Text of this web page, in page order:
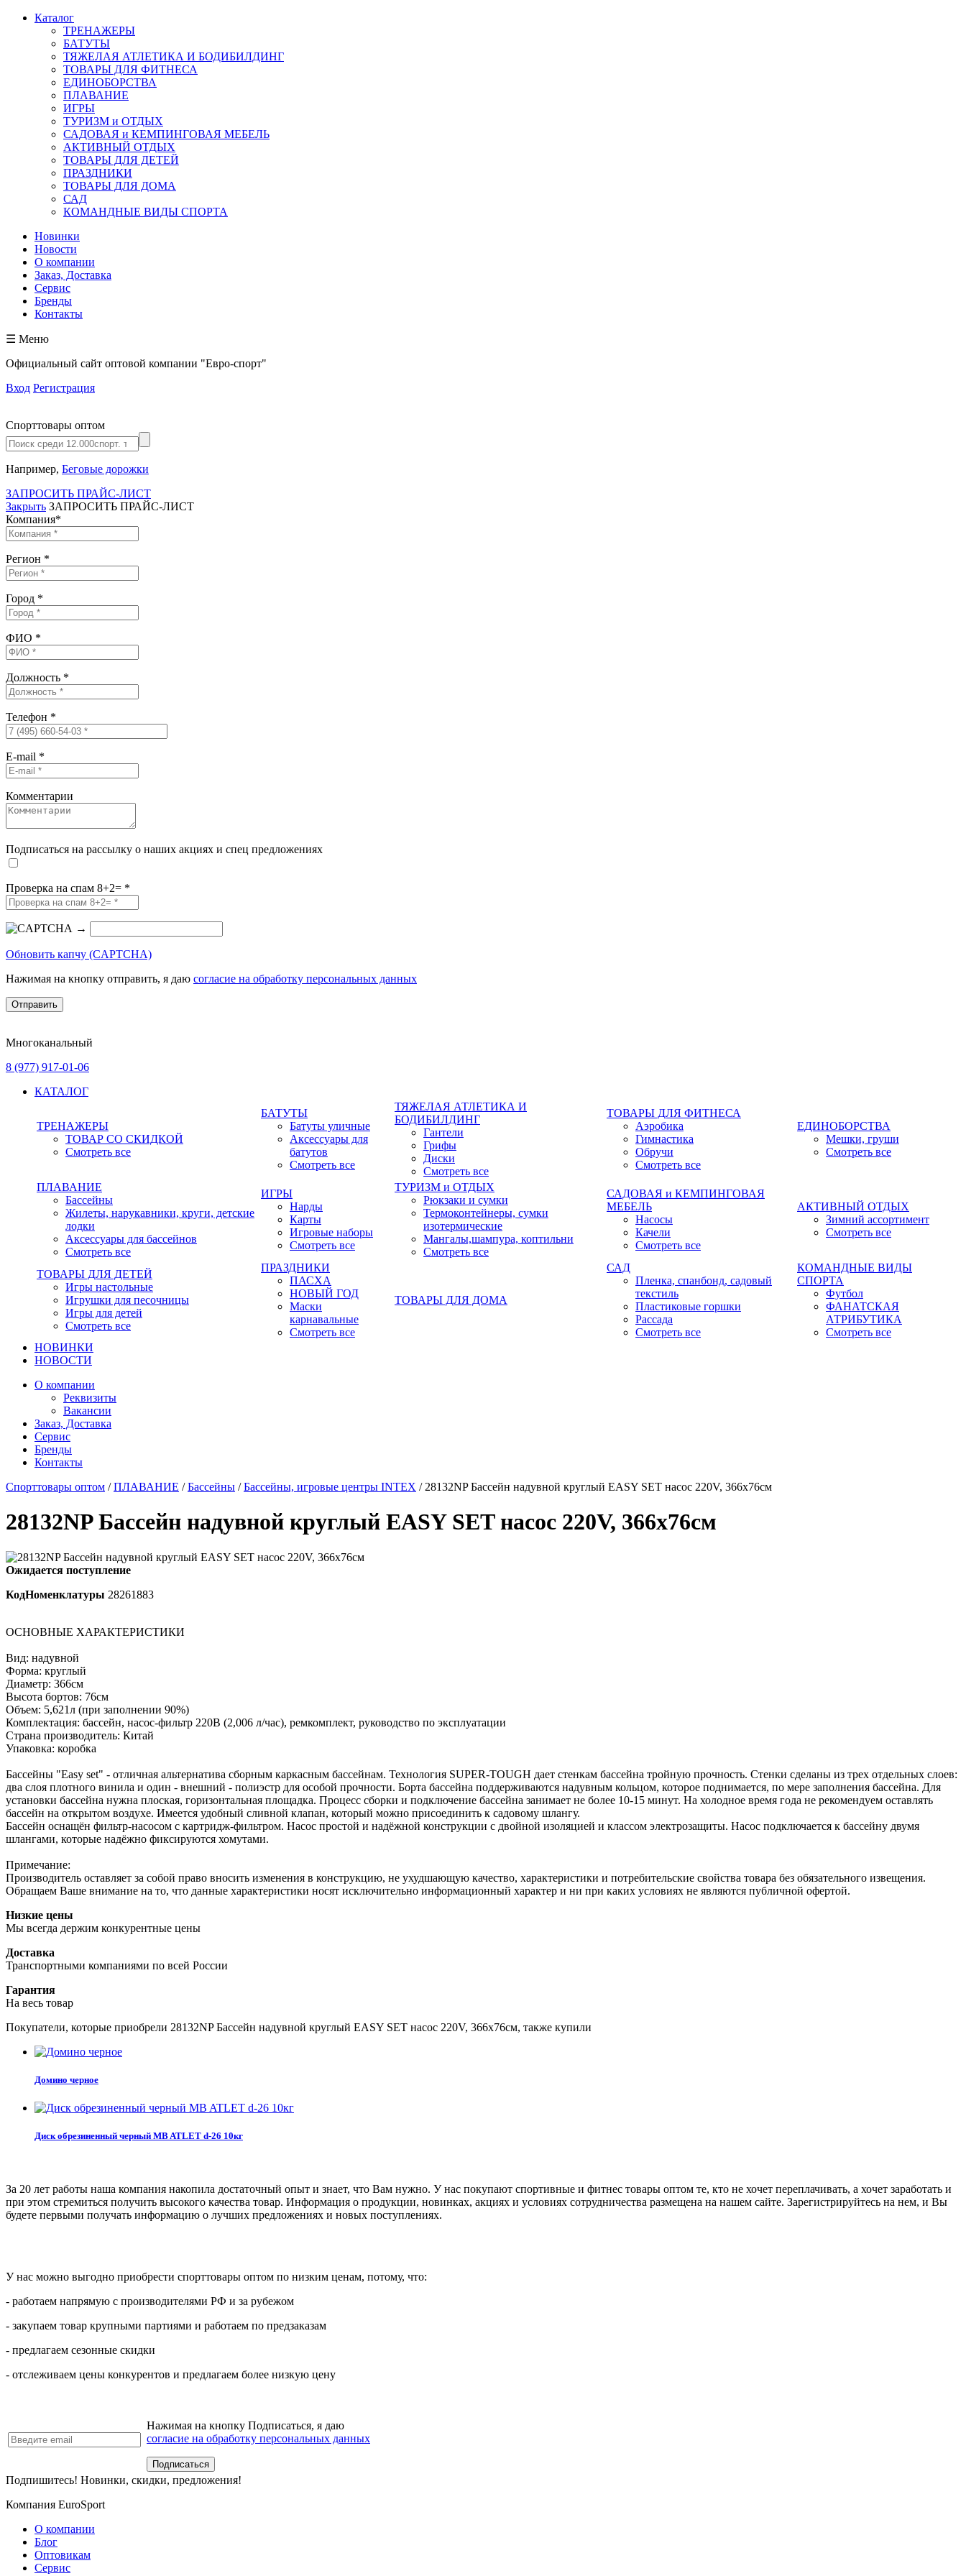
Каталог
ТРЕНАЖЕРЫ
БАТУТЫ
ТЯЖЕЛАЯ АТЛЕТИКА И БОДИБИЛДИНГ
ТОВАРЫ ДЛЯ ФИТНЕСА
ЕДИНОБОРСТВА
ПЛАВАНИЕ
ИГРЫ
ТУРИЗМ и ОТДЫХ
САДОВАЯ и КЕМПИНГОВАЯ МЕБЕЛЬ
АКТИВНЫЙ ОТДЫХ
ТОВАРЫ ДЛЯ ДЕТЕЙ
ПРАЗДНИКИ
ТОВАРЫ ДЛЯ ДОМА
САД
КОМАНДНЫЕ ВИДЫ СПОРТА
Новинки
Новости
О компании
Заказ, Доставка
Сервис
Бренды
Контакты
☰ Меню
Официальный сайт оптовой компании "Евро-спорт"
Вход Регистрация
Спорттовары оптом
Например, Беговые дорожки
ЗАПРОСИТЬ ПРАЙС-ЛИСТ
Закрыть ЗАПРОСИТЬ ПРАЙС-ЛИСТ
Компания*
Регион *
Город *
ФИО *
Должность *
Телефон *
E-mail *
Комментарии
Подписаться на рассылку о наших акциях и спец предложениях
Проверка на спам 8+2= *
→
Обновить капчу (CAPTCHA)
Нажимая на кнопку отправить, я даю согласие на обработку персональных данных
Многоканальный
8 (977) 917-01-06
КАТАЛОГ
ТРЕНАЖЕРЫ
ТОВАР СО СКИДКОЙ
Смотреть все
БАТУТЫ
Батуты уличные
Аксессуары для
батутов
Смотреть все
ТЯЖЕЛАЯ АТЛЕТИКА И
БОДИБИЛДИНГ
Гантели
Грифы
Диски
Смотреть все
ТОВАРЫ ДЛЯ ФИТНЕСА
Аэробика
Гимнастика
Обручи
Смотреть все
ЕДИНОБОРСТВА
Мешки, груши
Смотреть все
ПЛАВАНИЕ
Бассейны
Жилеты, нарукавники, круги, детские
лодки
Аксессуары для бассейнов
Смотреть все
ИГРЫ
Нарды
Карты
Игровые наборы
Смотреть все
ТУРИЗМ и ОТДЫХ
Рюкзаки и сумки
Термоконтейнеры, сумки
изотермические
Мангалы,шампура, коптильни
Смотреть все
САДОВАЯ и КЕМПИНГОВАЯ
МЕБЕЛЬ
Насосы
Качели
Смотреть все
АКТИВНЫЙ ОТДЫХ
Зимний ассортимент
Смотреть все
ТОВАРЫ ДЛЯ ДЕТЕЙ
Игры настольные
Игрушки для песочницы
Игры для детей
Смотреть все
ПРАЗДНИКИ
ПАСХА
НОВЫЙ ГОД
Маски
карнавальные
Смотреть все
ТОВАРЫ ДЛЯ ДОМА
САД
Пленка, спанбонд, садовый
текстиль
Пластиковые горшки
Рассада
Смотреть все
КОМАНДНЫЕ ВИДЫ
СПОРТА
Футбол
ФАНАТСКАЯ
АТРИБУТИКА
Смотреть все
НОВИНКИ
НОВОСТИ
О компании
Реквизиты
Вакансии
Заказ, Доставка
Сервис
Бренды
Контакты
Спорттовары оптом /ПЛАВАНИЕ /Бассейны /Бассейны, игровые центры INTEX / 28132NP Бассейн надувной круглый EASY SET насос 220V, 366х76см
28132NP Бассейн надувной круглый EASY SET насос 220V, 366х76см
Ожидается поступление
КодНоменклатуры 28261883
ОСНОВНЫЕ ХАРАКТЕРИСТИКИ
Вид: надувной
Форма: круглый
Диаметр: 366см
Высота бортов: 76см
Объем: 5,621л (при заполнении 90%)
Комплектация: бассейн, насос-фильтр 220В (2,006 л/час), ремкомплект, руководство по эксплуатации
Страна производитель: Китай
Упаковка: коробка
Бассейны "Easy set" - отличная альтернатива сборным каркасным бассейнам. Технология SUPER-TOUGH дает стенкам бассейна тройную прочность. Стенки сделаны из трех отдельных слоев:
два слоя плотного винила и один - внешний - полиэстр для особой прочности. Борта бассейна поддерживаются надувным кольцом, которое поднимается, по мере заполнения бассейна. Для
установки бассейна нужна плоская, горизонтальная площадка. Процесс сборки и подключение бассейна занимает не более 10-15 минут. На холодное время года не рекомендуем оставлять
бассейн на открытом воздухе. Имеется удобный сливной клапан, который можно присоединить к садовому шлангу.
Бассейн оснащён фильтр-насосом с картридж-фильтром. Насос простой и надёжной конструкции с двойной изоляцией и классом электрозащиты. Насос подключается к бассейну двумя
шлангами, которые надёжно фиксируются хомутами.
Примечание:
Производитель оставляет за собой право вносить изменения в конструкцию, не ухудшающую качество, характеристики и потребительские свойства товара без обязательного извещения.
Обращаем Ваше внимание на то, что данные характеристики носят исключительно информационный характер и ни при каких условиях не являются публичной офертой.
Низкие цены
Мы всегда держим конкурентные цены
Доставка
Транспортными компаниями по всей России
Гарантия
На весь товар
Покупатели, которые приобрели 28132NP Бассейн надувной круглый EASY SET насос 220V, 366х76см, также купили
Домино черное
Диск обрезиненный черный MB ATLET d-26 10кг
За 20 лет работы наша компания накопила достаточный опыт и знает, что Вам нужно. У нас покупают спортивные и фитнес товары оптом те, кто не хочет переплачивать, а хочет заработать и
при этом стремиться получить высокого качества товар. Информация о продукции, новинках, акциях и условиях сотрудничества размещена на нашем сайте. Зарегистрируйтесь на нем, и Вы
будете первыми получать информацию о лучших предложениях и новых поступлениях.
У нас можно выгодно приобрести спорттовары оптом по низким ценам, потому, что:
- работаем напрямую с производителями РФ и за рубежом
- закупаем товар крупными партиями и работаем по предзаказам
- предлагаем сезонные скидки
- отслеживаем цены конкурентов и предлагаем более низкую цену
Нажимая на кнопку Подписаться, я даю
согласие на обработку персональных данных
Подпишитесь! Новинки, скидки, предложения!
Компания EuroSport
О компании
Блог
Оптовикам
Сервис